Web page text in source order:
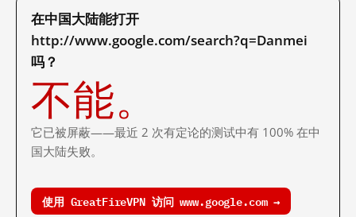
在中国大陆能打开
http://www.google.com/search?q=Danmei
吗？
不能。
它已被屏蔽——最近 2 次有定论的测试中有 100% 在中
国大陆失败。
使用 GreatFireVPN 访问 www.google.com →